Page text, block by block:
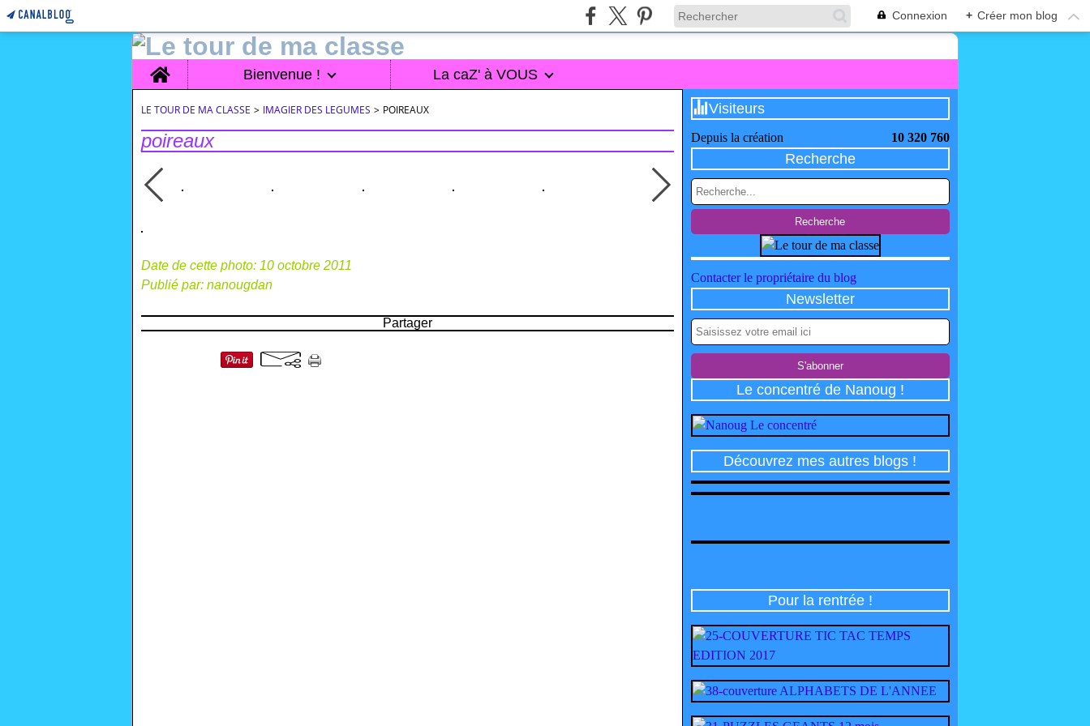
Connexion + Créer mon blog
Home Bienvenue ! La caZ' à VOUS
LE TOUR DE MA CLASSE > IMAGIER DES LEGUMES > POIREAUX
poireaux
Date de cette photo: 10 octobre 2011
Publié par: nanougdan
Partager
Visiteurs
Depuis la création 10 320 760
Recherche
Contacter le propriétaire du blog
Newsletter
Le concentré de Nanoug !
Découvrez mes autres blogs !
Pour la rentrée !